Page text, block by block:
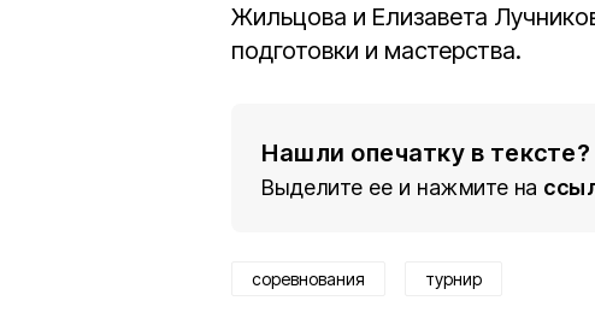
Жильцова и Елизавета
подготовки и мастерства.
Нашли опечатку в тексте?
Выделите ее и нажмите на
соревнования турнир